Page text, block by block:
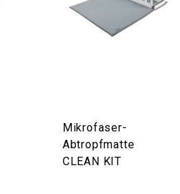
Mikrofaser-
Abtropfmatte
CLEAN KIT